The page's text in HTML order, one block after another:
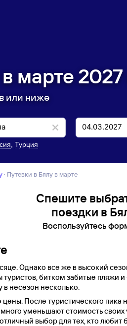
марте 2027
или ниже
Турция
· Путевки в Бялу в марте
Спешите
поездки в
Воспользуйтесь
Однако все же в высокий
туристов, битком забитые пляжи
в несезон несколько.
После туристического пика
уменьшают стоимость своих
выбор для тех, кто любит